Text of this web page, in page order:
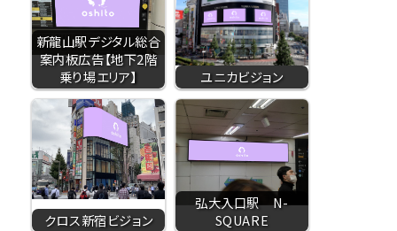
新龍山駅デジタル総合
案内板広告【地下2階
乗り場エリア】
ユニカビジョン
クロス新宿ビジョン
弘大入口駅 N-
SQUARE